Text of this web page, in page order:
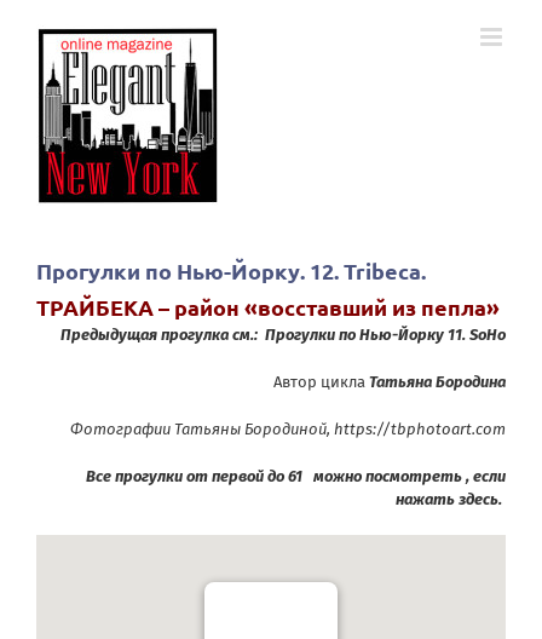
Прогулки по Нью-Йорку. 12. Tribeca.
ТРАЙБЕКА – район «восставший из пепла»
Предыдущая прогулка см.: Прогулки по Нью-Йорку 11. SoHo
Автор цикла Татьяна Бородина
Фотографии Татьяны Бородиной, https://tbphotoart.com
Все прогулки от первой до 61 можно посмотреть , если
нажать здесь.